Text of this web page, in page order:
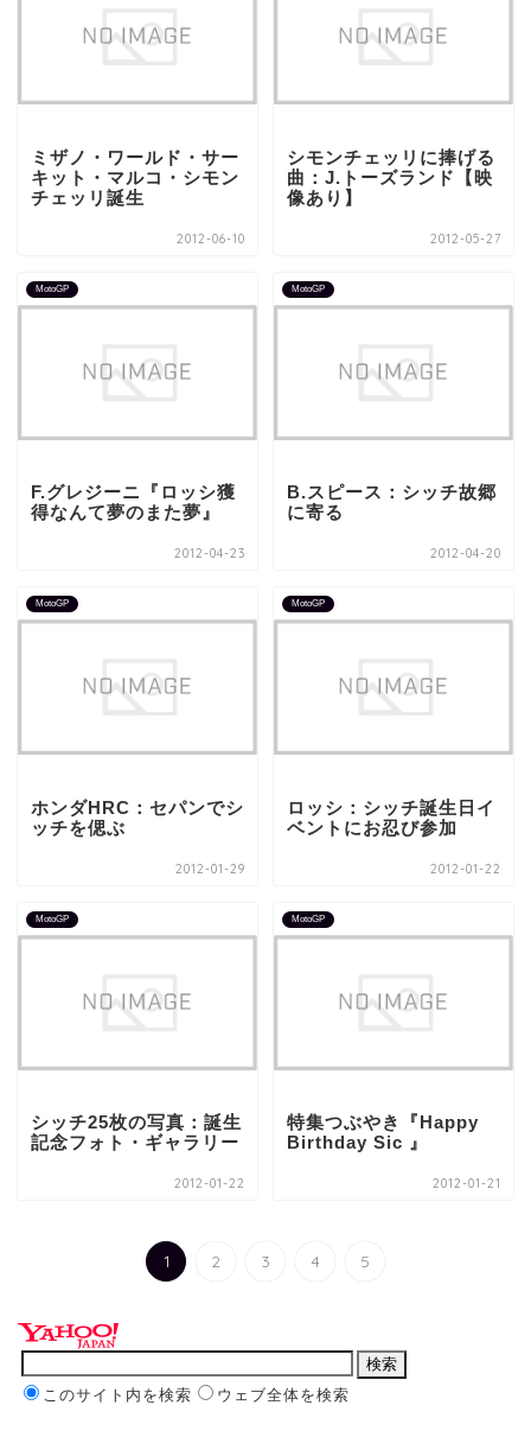
ミザノ・ワールド・サー
キット・マルコ・シモン
チェッリ誕生
2012-06-10
シモンチェッリに捧げる
曲：J.トーズランド【映
像あり】
2012-05-27
MotoGP
F.グレジーニ『ロッシ獲
得なんて夢のまた夢』
2012-04-23
MotoGP
B.スピース：シッチ故郷
に寄る
2012-04-20
MotoGP
ホンダHRC：セパンでシ
ッチを偲ぶ
2012-01-29
MotoGP
ロッシ：シッチ誕生日イ
ベントにお忍び参加
2012-01-22
MotoGP
シッチ25枚の写真：誕生
記念フォト・ギャラリー
2012-01-22
MotoGP
特集つぶやき『Happy
Birthday Sic 』
2012-01-21
1 2 3 4 5
このサイト内を検索 ウェブ全体を検索